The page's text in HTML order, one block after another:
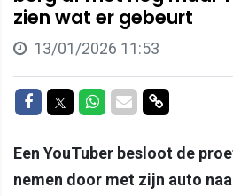
zien wat er gebeurt
13/01/2026 11:53
Delen op Facebook
Delen op Twitter
Delen op Whatsapp
Delen via Mail
Delen via
Een YouTuber besloot de
nemen door met zijn auto